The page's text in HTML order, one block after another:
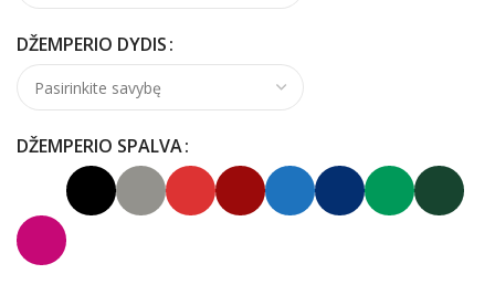
DŽEMPERIO DYDIS
DŽEMPERIO SPALVA